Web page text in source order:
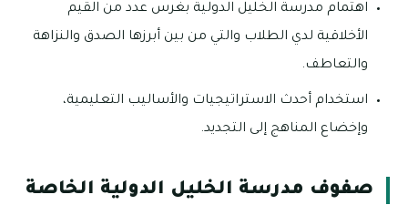
اهتمام مدرسة الخليل الدولية بغرس عدد من القيم
الأخلاقية لدي الطلاب والتي من بين أبرزها الصدق والنزاهة
والتعاطف.
استخدام أحدث الاستراتيجيات والأساليب التعليمية،
وإخضاع المناهج إلى التجديد.
صفوف مدرسة الخليل الدولية الخاصة